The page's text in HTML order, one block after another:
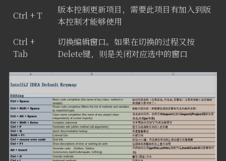
Ctrl + T
版本控制更新项目，需要此项目有加入到版
本控制才能够使用
Ctrl +
Tab
切换编辑窗口。如果在切换的过程又按
Delete键，则是关闭对应选中的窗口